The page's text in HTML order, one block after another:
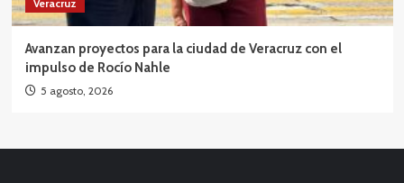
Veracruz
Avanzan proyectos para la ciudad de Veracruz con el
impulso de Rocío Nahle
5 agosto, 2026